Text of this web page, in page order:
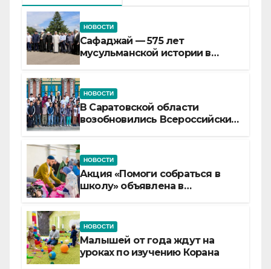
НОВОСТИ
Сафаджай — 575 лет
мусульманской истории в
НОВОСТИ
В Саратовской области
возобновились Всероссийские
НОВОСТИ
Акция «Помоги собраться в
школу» объявлена в
НОВОСТИ
Малышей от года ждут на
уроках по изучению Корана